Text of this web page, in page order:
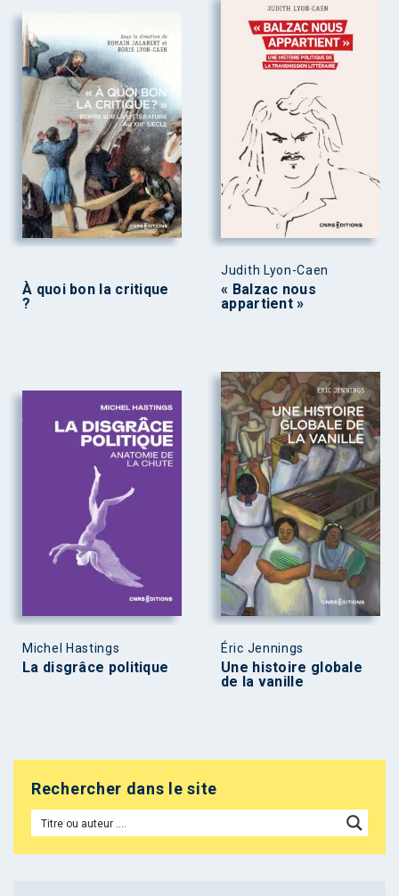
À quoi bon la critique
?
Judith Lyon-Caen
« Balzac nous
appartient »
Michel Hastings
La disgrâce politique
Éric Jennings
Une histoire globale
de la vanille
Rechercher dans le site